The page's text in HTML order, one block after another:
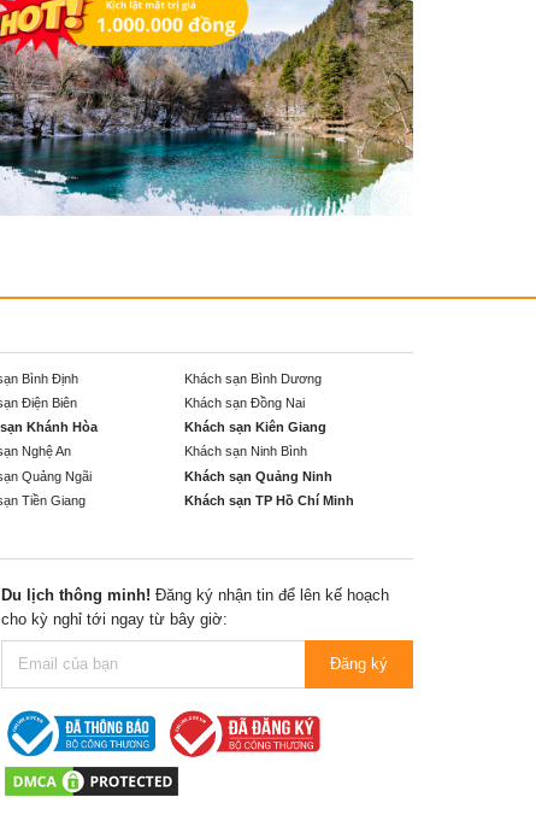
Bình Định
Khách sạn Bình Dương
Điện Biên
Khách sạn Đồng Nai
Khánh Hòa
Khách sạn Kiên Giang
Nghệ An
Khách sạn Ninh Bình
Quảng Ngãi
Khách sạn Quảng Ninh
Tiền Giang
Khách sạn TP Hồ Chí Minh
Du lịch thông minh! Đăng ký nhận tin để lên kế hoạch
cho kỳ nghỉ tới ngay từ bây giờ:
Đăng ký